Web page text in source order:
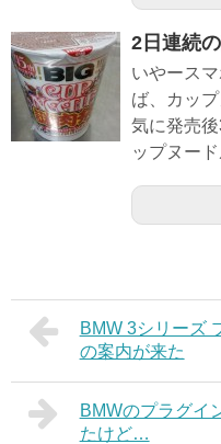
2日連続
いやース
ば、カッ
気に発売
ップヌー
BMW 3シリーズ
の案内が来た
BMWのプラグイ
たけど…